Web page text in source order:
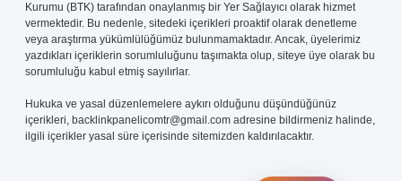
Kurumu (BTK) tarafından onaylanmış bir Yer Sağlayıcı olarak hizmet
vermektedir. Bu nedenle, sitedeki içerikleri proaktif olarak denetleme
veya araştırma yükümlülüğümüz bulunmamaktadır. Ancak, üyelerimiz
yazdıkları içeriklerin sorumluluğunu taşımakta olup, siteye üye olarak bu
sorumluluğu kabul etmiş sayılırlar.
Hukuka ve yasal düzenlemelere aykırı olduğunu düşündüğünüz
içerikleri, backlinkpanelicomtr@gmail.com adresine bildirmeniz halinde,
ilgili içerikler yasal süre içerisinde sitemizden kaldırılacaktır.